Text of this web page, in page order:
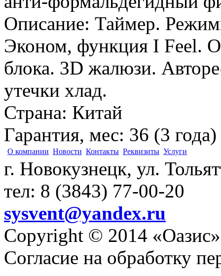
Описание: Таймер.
Эконом, функция I Feel.
блока. 3D жалюзи.
утечки хлад.
Страна: Китай
Гарантия, мес: 36 (3 года)
О компании Новости Контакты Реквизиты Услуги
г. Новокузнецк, ул.
тел: 8 (3843) 77-00-20
sysvent@yandex.ru
Copyright © 2014 «Оазис»
Согласие на обработку